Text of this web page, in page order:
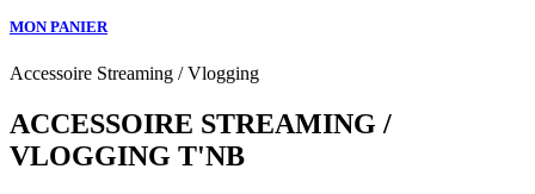
MON PANIER
Accessoire Streaming / Vlogging
ACCESSOIRE STREAMING /
VLOGGING T'NB